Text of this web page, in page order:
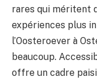
rares qui méritent
expériences plus
l’Oosteroever à
beaucoup.
offre un cadre